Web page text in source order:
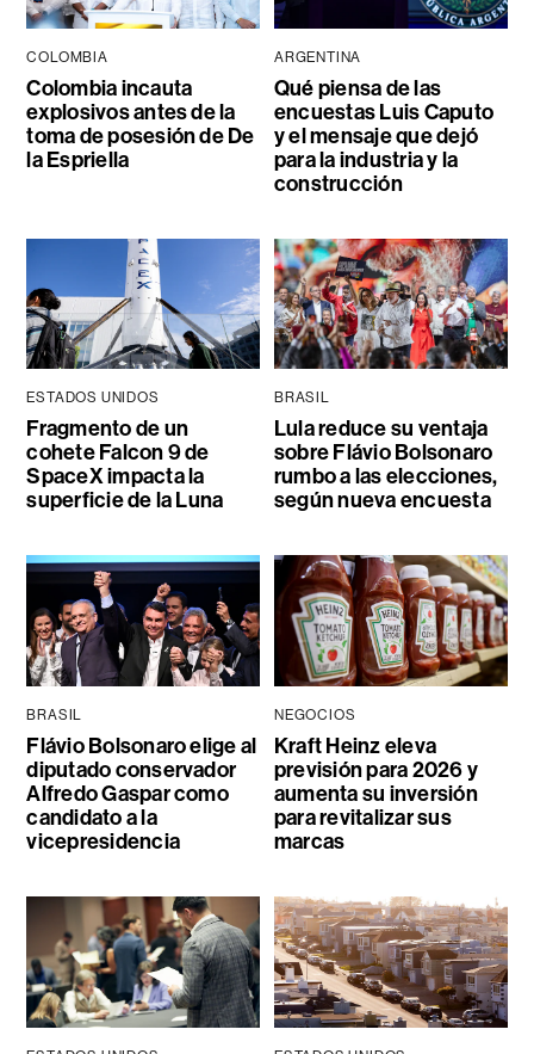
COLOMBIA
Colombia incauta
explosivos antes de la
toma de posesión de De
la Espriella
ARGENTINA
Qué piensa de las
encuestas Luis Caputo
y el mensaje que dejó
para la industria y la
construcción
ESTADOS UNIDOS
Fragmento de un
cohete Falcon 9 de
SpaceX impacta la
superficie de la Luna
BRASIL
Lula reduce su ventaja
sobre Flávio Bolsonaro
rumbo a las elecciones,
según nueva encuesta
BRASIL
Flávio Bolsonaro elige al
diputado conservador
Alfredo Gaspar como
candidato a la
vicepresidencia
NEGOCIOS
Kraft Heinz eleva
previsión para 2026 y
aumenta su inversión
para revitalizar sus
marcas